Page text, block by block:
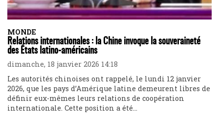
MONDE
Relations internationales : la Chine invoque la souveraineté
des États latino-américains
dimanche, 18 janvier 2026 14:18
Les autorités chinoises ont rappelé, le lundi 12 janvier
2026, que les pays d’Amérique latine demeurent libres de
définir eux-mêmes leurs relations de coopération
internationale. Cette position a été...